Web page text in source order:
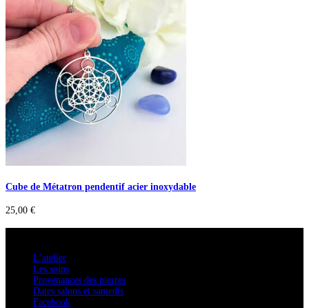
Cube de Métatron pendentif acier inoxydable
25,00 €
L’atelier
Les soins
Provenances des pierres
Dates salons et samedis
Facebook